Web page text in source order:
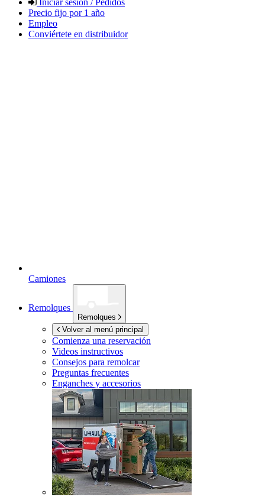
Iniciar sesión / Pedidos
Precio fijo por 1 año
Empleo
Conviértete en distribuidor
Camiones
Remolques
Remolques
Volver al menú principal
Comienza una reservación
Videos instructivos
Consejos para remolcar
Preguntas frecuentes
Enganches y accesorios